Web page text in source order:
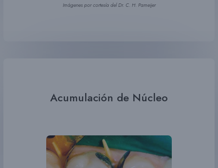
Imágenes por cortesía del Dr. C. H. Pameijer
Acumulación de Núcleo